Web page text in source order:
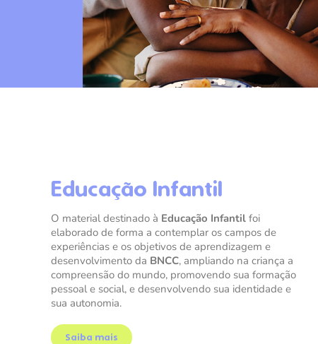
Educação Infantil
O material destinado à Educação Infantil foi
elaborado de forma a contemplar os campos de
experiências e os objetivos de aprendizagem e
desenvolvimento da BNCC, ampliando na criança a
compreensão do mundo, promovendo sua formação
pessoal e social, e desenvolvendo sua identidade e
sua autonomia.
Saiba mais